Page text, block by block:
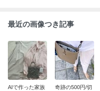
最近の画像つき記事
AIで作った家族
奇跡の500円/切